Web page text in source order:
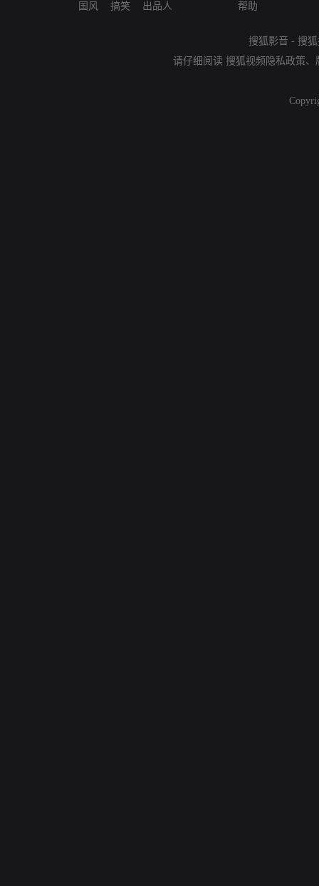
国风
搞笑
出品人
帮助
搜狐影音 - 搜
请仔细阅读 搜狐视频隐私政策、